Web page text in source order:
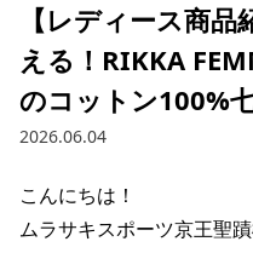
【レディース商
える！RIKKA
のコットン100%
2026.06.04
こんにちは！
ムラサキスポーツ京王聖